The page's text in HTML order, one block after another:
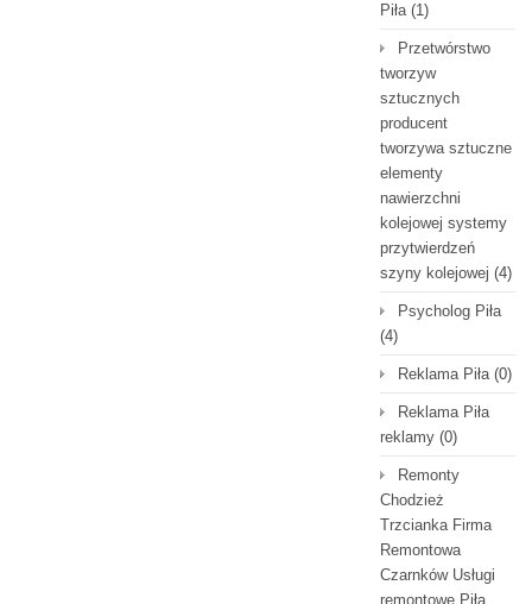
Piła(1)
Przetwórstwo
tworzyw
sztucznych
producent
tworzywa sztuczne
elementy
nawierzchni
kolejowej systemy
przytwierdzeń
szyny kolejowej (4)
Psycholog Piła
(4)
Reklama Piła(0)
Reklama Piła
reklamy (0)
Remonty
Chodzież
Trzcianka Firma
Remontowa
Czarnków Usługi
remontowe Piła